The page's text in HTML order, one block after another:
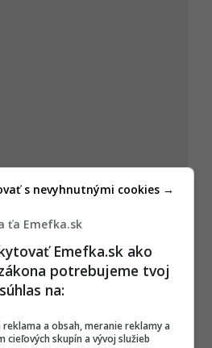
ťa Emefka.sk
Emefka.sk ako
potrebujeme tvoj
súhlas na:
a obsah, meranie reklamy a
cieľových skupín a vývoj služieb
s nevyhnutnými cookies →